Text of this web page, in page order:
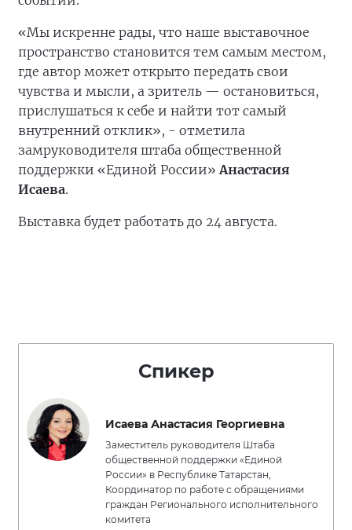
«Мы искренне рады, что наше выставочное
пространство становится тем самым местом,
где автор может открыто передать свои
чувства и мысли, а зритель — остановиться,
прислушаться к себе и найти тот самый
внутренний отклик», - отметила
замруководителя штаба общественной
поддержки «Единой России»Анастасия
Исаева.
Выставка будет работать до 24 августа.
Спикер
Исаева Анастасия Георгиевна
Заместитель руководителя Штаба
общественной поддержки «Единой
России» в Республике Татарстан,
Координатор по работе с обращениями
граждан Регионального исполнительного
комитета